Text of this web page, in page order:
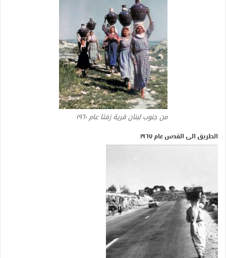
من جنوب لبنان قرية زفتا عام ١٩٦٠
الطريق الى القدس عام ١٩٦٧